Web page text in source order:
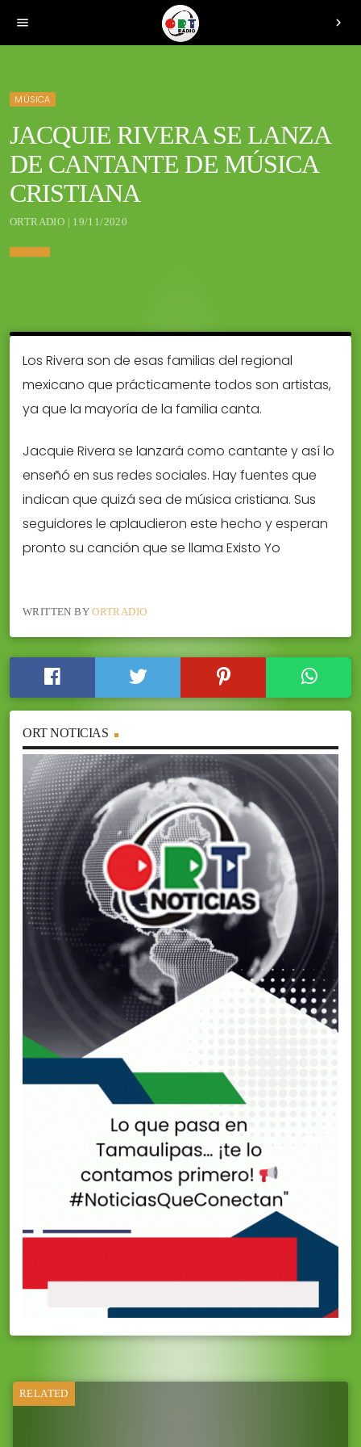
menu chevron_right
MÚSICA
JACQUIE RIVERA SE LANZA
DE CANTANTE DE MÚSICA
CRISTIANA
ORTRADIO | 19/11/2020
Los Rivera son de esas familias del regional
mexicano que prácticamente todos son artistas,
ya que la mayoría de la familia canta.
Jacquie Rivera se lanzará como cantante y así lo
enseñó en sus redes sociales. Hay fuentes que
indican que quizá sea de música cristiana. Sus
seguidores le aplaudieron este hecho y esperan
pronto su canción que se llama Existo Yo
WRITTEN BYORTRADIO
ORT NOTICIAS
RELATED